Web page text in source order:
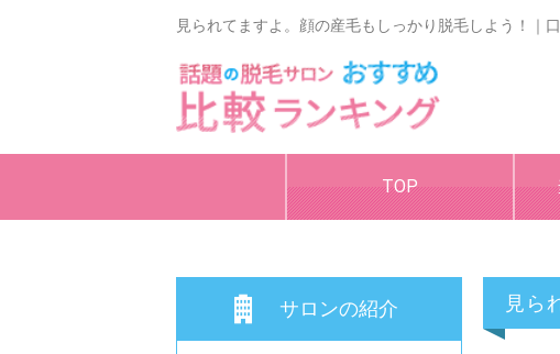
見られてますよ。顔の産毛もしっかり脱毛しよう！｜
TOP
見ら
サロンの紹介